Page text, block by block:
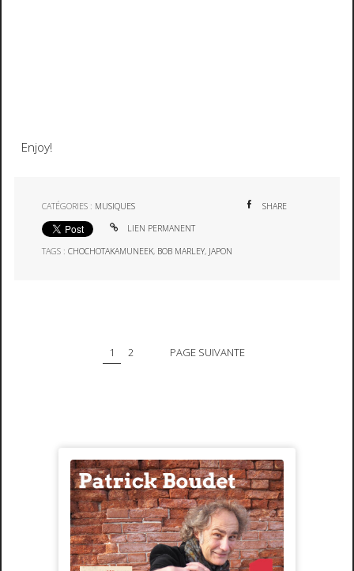
Enjoy!
CATÉGORIES : MUSIQUES SHARE
LIEN PERMANENT
TAGS :CHOCHOTAKAMUNEEK, BOB MARLEY, JAPON
1 2 PAGE SUIVANTE